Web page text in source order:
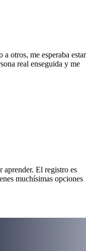
otros, me esperaba estar
real enseguida y me
aprender. El registro es
muchísimas opciones